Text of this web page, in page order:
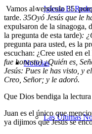
Iglesia El
Noticias
Las Últimas
Vamos al versículo 35,
tarde. 35Oyó Jesús que le
expulsaron de la sinagoga,
la pregunta de esta tarde):
pregunta para usted, es la
escuchan: ¿Cree usted en
fue honesto) ¿Quién es,
Jesús: Pues le has visto, y
Creo, Señor; y le adoró.
Que Dios bendiga la lectura
Juan es el único que
ya dijimos que Jesús se